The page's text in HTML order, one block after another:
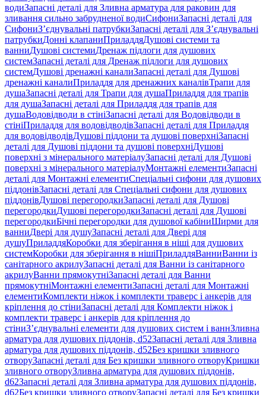
водиЗапасні деталі для Зливна арматура для раковин для
зливання сильно забрудненої водиСифониЗапасні деталі для
СифониЗ’єднувальні патрубкиЗапасні деталі для З’єднувальні
патрубкиДонні клапаниПриладдяДушові системи та
ванниДушові системиДренаж підлоги для душових
системЗапасні деталі для Дренаж підлоги для душових
системДушові дренажні каналиЗапасні деталі для Душові
дренажні каналиПриладдя для дренажних каналівТрапи для
душаЗапасні деталі для Трапи для душаПриладдя для трапів
для душаЗапасні деталі для Приладдя для трапів для
душаВодовідводи в стініЗапасні деталі для Водовідводи в
стініПриладдя для водовідводівЗапасні деталі для Приладдя
для водовідводівДушові піддони та душові поверхніЗапасні
деталі для Душові піддони та душові поверхніДушові
поверхні з мінерального матеріалуЗапасні деталі для Душові
поверхні з мінерального матеріалуМонтажні елементиЗапасні
деталі для Монтажні елементиСпеціальні сифони для душових
піддонівЗапасні деталі для Спеціальні сифони для душових
піддонівДушові перегородкиЗапасні деталі для Душові
перегородкиДушові перегородкиЗапасні деталі для Душові
перегородкиБічні перегородки для душової кабіниШирми для
ванниДвері для душуЗапасні деталі для Двері для
душуПриладдяКоробки для зберігання в ніші для душових
системКоробки для зберігання в нішіПриладдяВанниВанни із
санітарного акрилуЗапасні деталі для Ванни із санітарного
акрилуВанни прямокутніЗапасні деталі для Ванни
прямокутніМонтажні елементиЗапасні деталі для Монтажні
елементиКомплекти ніжок і комплекти траверс і анкерів для
кріплення до стіниЗапасні деталі для Комплекти ніжок і
комплекти траверс і анкерів для кріплення до
стіниЗ’єднувальні елементи для душових систем і ваннЗливна
арматура для душових піддонів, d52Запасні деталі для Зливна
арматура для душових піддонів, d52Без кришки зливного
отворуЗапасні деталі для Без кришки зливного отворуКришки
зливного отворуЗливна арматура для душових піддонів,
d62Запасні деталі для Зливна арматура для душових піддонів,
d62Без кришки зливного отворуЗапасні деталі для Без кришки